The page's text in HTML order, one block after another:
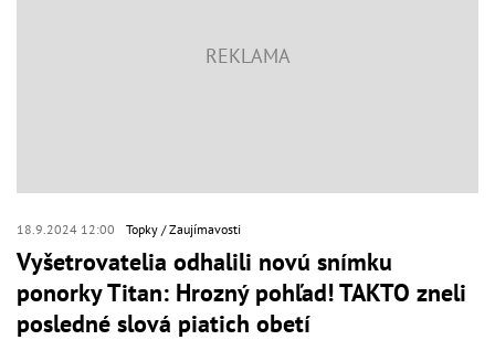
18.9.2024 12:00 Topky Zaujímavosti
Vyšetrovatelia odhalili novú snímku
ponorky Titan: Hrozný pohľad! TAKTO zneli
posledné slová piatich obetí